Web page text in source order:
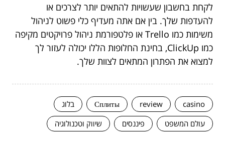
לקחת בחשבון שעשויות להתאים יותר לצרכים או
להעדפות שלך. בין אם אתה מעדיף כלי פשוט לניהול
משימות כמו Trello או פלטפורמת ניהול פרויקטים מקיפה
כמו ClickUp, בחינת החלופות הללו יכולה לעזור לך
למצוא את הפתרון המתאים לצוות שלך.
casino
review
Сплиты
בלוג
עולם המשפט
פיננסים שיווק וטכנולוגיה